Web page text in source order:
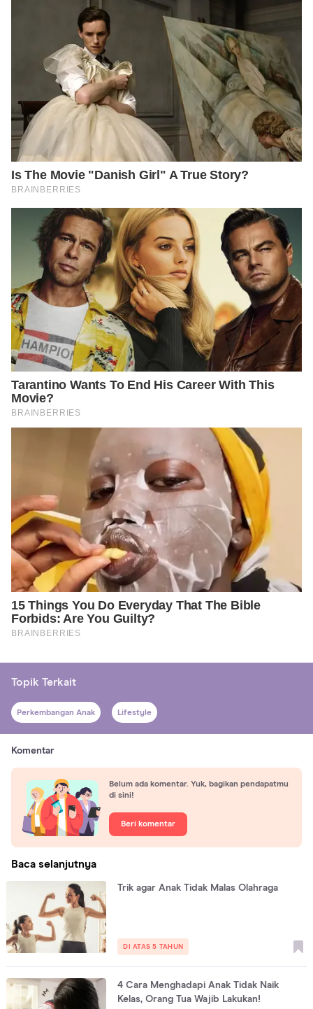
Topik Terkait
Perkembangan Anak Lifestyle
Komentar
Belum ada komentar. Yuk, bagikan pendapatmu
di sini!
Beri komentar
Baca selanjutnya
Trik agar Anak Tidak Malas Olahraga
DI ATAS 5 TAHUN
4 Cara Menghadapi Anak Tidak Naik
Kelas, Orang Tua Wajib Lakukan!